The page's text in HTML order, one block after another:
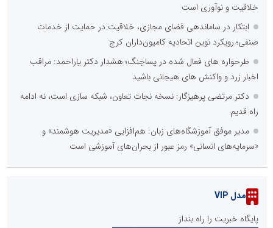
خلاقیت و نوآوری است
ابتکار در ساماندهی فضای مجازی، خلاقیت در حمایت از خدمات
صنفی؛ رویکرد نوین اتحادیه کامیون‌داران کرج
طرحواره های فعال شده در پساجنگ؛ هشدار دکتر یاراحمد: مراقب
اخبار زرد و واکنش های هیجانی باشید
دکتر مرتضی پرهیزگار: نسخه نجات تعاون، شبکه سازی است، نه ادامه
راه قدیم
مدیر موفق آموزشگاه‌های زبان: هم‌افزایی «مدیریت هوشمند» و
«سرمایه‌های انسانی» رمز عبور از بحران‌های آموزشی است
مدل VIP
پایگاه خبریت را راه بنداز